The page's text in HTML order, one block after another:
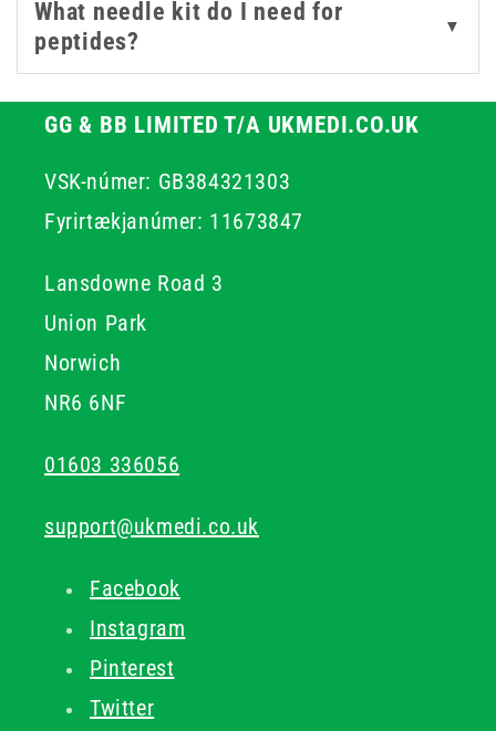
pharmacies, and home care, these needle kits
reduce preparation time and support safe, consistent
What needle kit do I need for
peptides?
▼
GG & BB LIMITED T/A UKMEDI.CO.UK
VSK-númer: GB384321303
Fyrirtækjanúmer: 11673847
Lansdowne Road 3
Union Park
Norwich
NR6 6NF
01603 336056
support@ukmedi.co.uk
Facebook
Instagram
Pinterest
Twitter